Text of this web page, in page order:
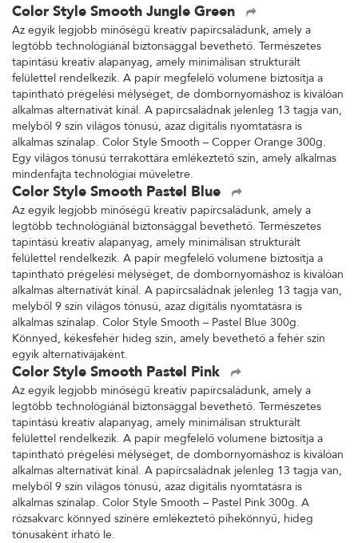
Color Style Smooth Jungle Green
Az egyik legjobb minőségű kreatív papírcsaládunk, amely a
legtöbb technológiánál biztonsággal bevethető. Természetes
tapintású kreatív alapanyag, amely minimálisan strukturált
felülettel rendelkezik. A papír megfelelő volumene biztosítja a
tapintható prégelési mélységet, de dombornyomáshoz is kiválóan
alkalmas alternatívát kínál. A papírcsaládnak jelenleg 13 tagja van,
melyből 9 szín világos tónusú, azaz digitális nyomtatásra is
alkalmas színalap. Color Style Smooth – Copper Orange 300g.
Egy világos tónusú terrakottára emlékeztető szín, amely alkalmas
mindenfajta technológiai műveletre.
Color Style Smooth Pastel Blue
Az egyik legjobb minőségű kreatív papírcsaládunk, amely a
legtöbb technológiánál biztonsággal bevethető. Természetes
tapintású kreatív alapanyag, amely minimálisan strukturált
felülettel rendelkezik. A papír megfelelő volumene biztosítja a
tapintható prégelési mélységet, de dombornyomáshoz is kiválóan
alkalmas alternatívát kínál. A papírcsaládnak jelenleg 13 tagja van,
melyből 9 szín világos tónusú, azaz digitális nyomtatásra is
alkalmas színalap. Color Style Smooth – Pastel Blue 300g.
Könnyed, kékesfehér hideg szín, amely bevethető a fehér szín
egyik alternatívájaként.
Color Style Smooth Pastel Pink
Az egyik legjobb minőségű kreatív papírcsaládunk, amely a
legtöbb technológiánál biztonsággal bevethető. Természetes
tapintású kreatív alapanyag, amely minimálisan strukturált
felülettel rendelkezik. A papír megfelelő volumene biztosítja a
tapintható prégelési mélységet, de dombornyomáshoz is kiválóan
alkalmas alternatívát kínál. A papírcsaládnak jelenleg 13 tagja van,
melyből 9 szín világos tónusú, azaz digitális nyomtatásra is
alkalmas színalap. Color Style Smooth – Pastel Pink 300g. A
rózsakvarc könnyed színére emlékeztető pihekönnyű, hideg
tónusaként írható le.